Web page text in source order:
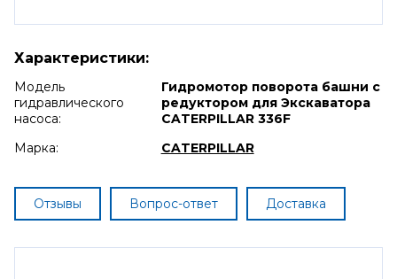
Характеристики:
Модель
гидравлического
насоса:
Гидромотор поворота башни с
редуктором для Экскаватора
CATERPILLAR 336F
Марка:
CATERPILLAR
Отзывы Вопрос-ответ Доставка